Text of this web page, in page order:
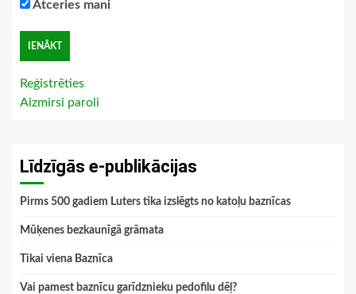
Atceries mani
Reģistrēties
Aizmirsi paroli
Līdzīgās e-publikācijas
Pirms 500 gadiem Luters tika izslēgts no katoļu baznīcas
Mūķenes bezkaunīgā grāmata
Tikai viena Baznīca
Vai pamest baznīcu garīdznieku pedofilu dēļ?